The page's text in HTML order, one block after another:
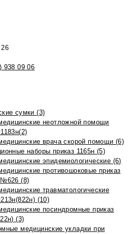
938 09 06
сумки (3)
неотложной помощи
врача скорой помощи (6)
наборы приказ 1165н (5)
эпидемиологические (6)
противошоковые приказ
(8)
травматологические
(10)
посиндромные приказ
(3)
медицинские укладки при